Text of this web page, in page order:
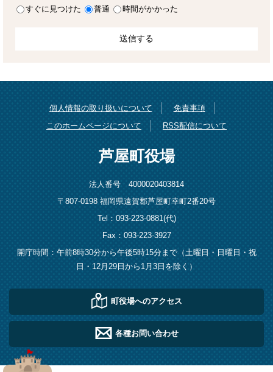
すぐに見つけた 普通 時間がかかった
個人情報の取り扱いについて
免責事項
このホームページについて
RSS配信について
芦屋町役場
法人番号 4000020403814
〒807-0198 福岡県遠賀郡芦屋町幸町2番20号
Tel：093-223-0881(代)
Fax：093-223-3927
開庁時間：午前8時30分から午後5時15分まで（土曜日・日曜日・祝
日・12月29日から1月3日を除く）
町役場へのアクセス
各種お問い合わせ